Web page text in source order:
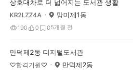
상호대차로 더 넓어지는 도서관 생활
KR2LZZ4A 망미제1동
190 0 05개월 전
만덕제2동 디지털도서관
♡합격기원♡ 만덕제2동